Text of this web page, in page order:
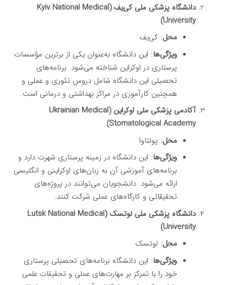
دانشگاه پزشکی ملی کی‌یف (Kyiv National Medical
University)
محل: کی‌یف
ویژگی‌ها: این دانشگاه به‌عنوان یکی از برترین مؤسسات
پرستاری در اوکراین شناخته می‌شود. برنامه‌های
تحصیلی این دانشگاه شامل دروس تئوری و عملی و
همچنین کارآموزی در مراکز بهداشتی و درمانی است.
آکادمی پزشکی ملی اوکراین (Ukrainian Medical
Stomatological Academy)
محل: پولتاوا
ویژگی‌ها: این دانشگاه در زمینه پرستاری شهرت دارد و
برنامه‌های آموزشی آن به زبان‌های اوکراینی و انگلیسی
ارائه می‌شود. دانشجویان می‌توانند در پروژه‌های
تحقیقاتی و کارگاه‌های عملی شرکت کنند.
دانشگاه پزشکی ملی لوتسک (Lutsk National Medical
University)
محل: لوتسک
ویژگی‌ها: این دانشگاه برنامه‌های تحصیلی پرستاری
خود را با تمرکز بر مهارت‌های عملی و تحقیقات علمی